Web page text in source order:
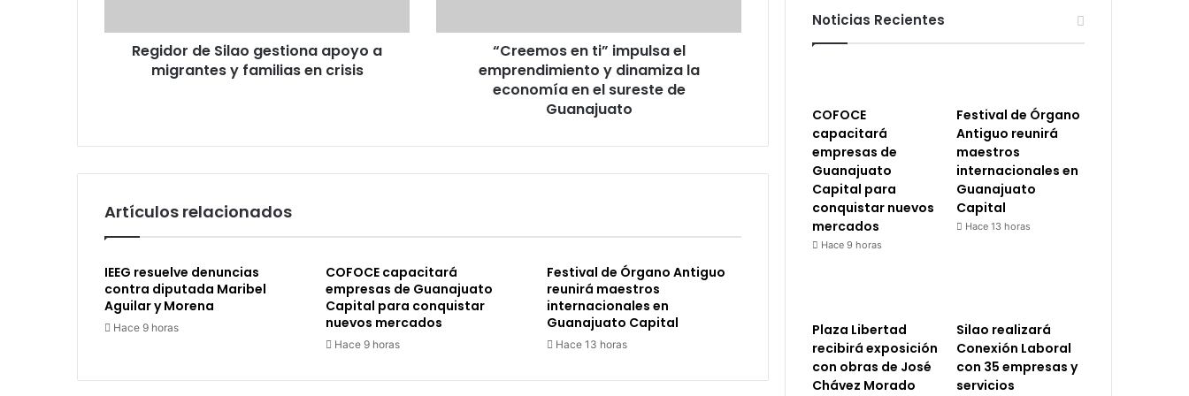
familias
Regidor de Silao gestiona apoyo a
migrantes y familias en crisis
la
“Creemos en ti” impulsa el
emprendimiento y dinamiza la
economía en el sureste de
Guanajuato
Artículos relacionados
IEEG resuelve denuncias
contra diputada Maribel
Aguilar y Morena
Hace 9 horas
COFOCE capacitará
empresas de Guanajuato
Capital para conquistar
nuevos mercados
Hace 9 horas
Festival de Órgano Antiguo
reunirá maestros
internacionales en
Guanajuato Capital
Hace 13 horas
Noticias Recientes
COFOCE
capacitará
empresas de
Guanajuato
Capital para
conquistar nuevos
mercados
Hace 9 horas
Festival de Órgano
Antiguo reunirá
maestros
internacionales en
Guanajuato
Capital
Hace 13 horas
Plaza Libertad
recibirá exposición
con obras de José
Chávez Morado
Silao realizará
Conexión Laboral
con 35 empresas y
servicios